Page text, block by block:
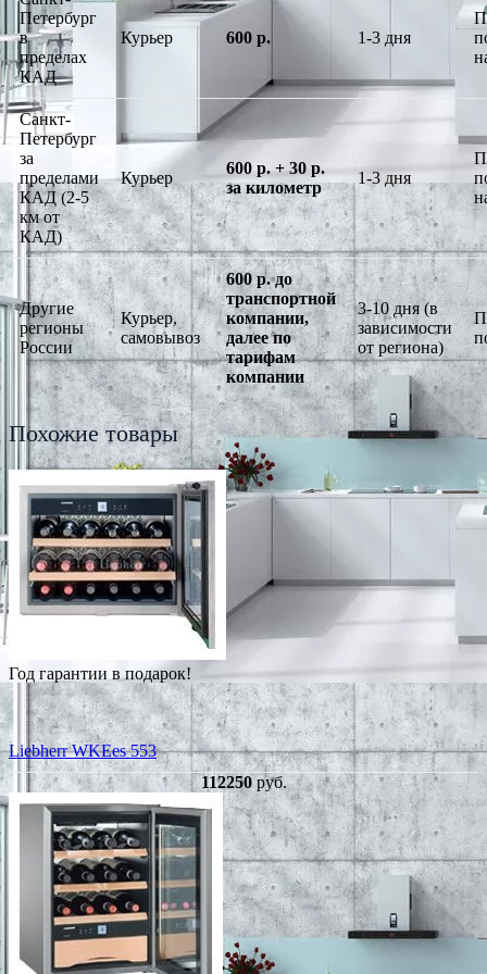
Петербург
в
пределах
КАД
Курьер 600 р. 1-3 дня
Санкт-
Петербург
за
пределами
КАД (2-5
км от
КАД)
Курьер
600 р. + 30 р.
за километр
1-3 дня
Другие
регионы
России
Курьер,
самовывоз
600 р. до
транспортной
компании,
далее по
тарифам
компании
3-10 дня (в
зависимости
от региона)
Похожие товары
Год гарантии в подарок!
Liebherr WKEes 553
112250руб.